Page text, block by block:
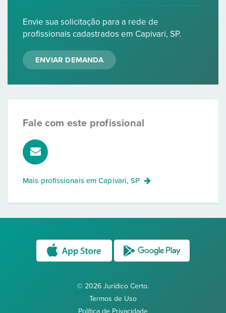
Envie sua solicitação para a rede de
profissionais cadastrados em Capivari, SP.
ENVIAR DEMANDA
Fale com este profissional
Mais profissionais emCapivari, SP
© 2026 Jurídico Certo.
Termos de Uso
Política de Privacidade